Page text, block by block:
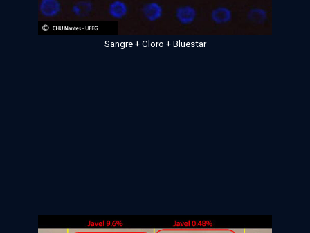
Sangre + Cloro + Bluestar